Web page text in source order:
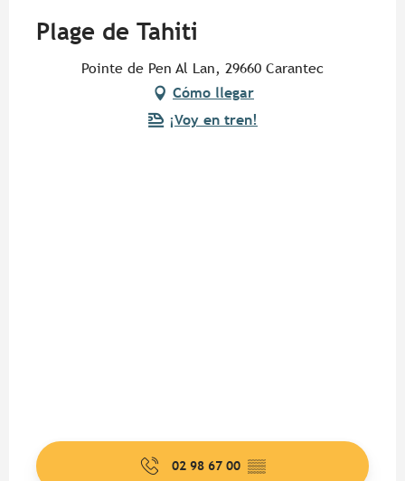
Plage de Tahiti
Pointe de Pen Al Lan, 29660 Carantec
Cómo llegar
¡Voy en tren!
02 98 67 00 ▒▒